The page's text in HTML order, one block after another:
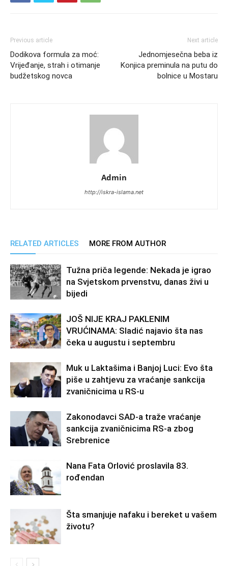
Previous article
Dodikova formula za moć:
Vrijeđanje, strah i otimanje
budžetskog novca
Next article
Jednomjesečna beba iz
Konjica preminula na putu do
bolnice u Mostaru
Admin
http://iskra-islama.net
RELATED ARTICLES MORE FROM AUTHOR
Tužna priča legende: Nekada je igrao
na Svjetskom prvenstvu, danas živi u
bijedi
JOŠ NIJE KRAJ PAKLENIM
VRUĆINAMA: Sladić najavio šta nas
čeka u augustu i septembru
Muk u Laktašima i Banjoj Luci: Evo šta
piše u zahtjevu za vraćanje sankcija
zvaničnicima u RS-u
Zakonodavci SAD-a traže vraćanje
sankcija zvaničnicima RS-a zbog
Srebrenice
Nana Fata Orlović proslavila 83.
rođendan
Šta smanjuje nafaku i bereket u vašem
životu?